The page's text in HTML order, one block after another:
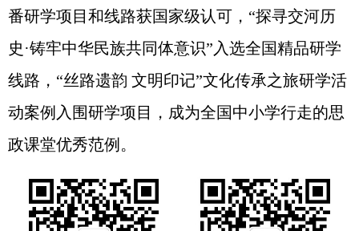
番研学项目和线路获国家级认可，“探寻交河历
史·铸牢中华民族共同体意识”入选全国精品研学
线路，“丝路遗韵 文明印记”文化传承之旅研学活
动案例入围研学项目，成为全国中小学行走的思
政课堂优秀范例。